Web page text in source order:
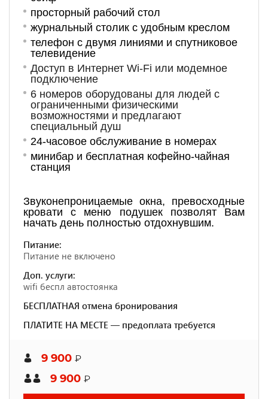
просторный рабочий стол
журнальный столик с удобным креслом
телефон с двумя линиями и спутниковое
телевидение
Доступ в Интернет Wi-Fi или модемное
подключение
6 номеров оборудованы для людей с
ограниченными физическими
возможностями и предлагают
специальный душ
24-часовое обслуживание в номерах
минибар и бесплатная кофейно-чайная
станция
Звуконепроницаемые окна, превосходные
кровати с меню подушек позволят Вам
начать день полностью отдохнувшим.
Питание:
Питание не включено
Доп. услуги:
wifi беспл автостоянка
БЕСПЛАТНАЯ отмена бронирования
ПЛАТИТЕ НА МЕСТЕ — предоплата требуется
9 900 ₽
9 900 ₽